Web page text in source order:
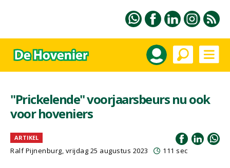
"Prickelende" voorjaarsbeurs nu ook
voor hoveniers
ARTIKEL
Ralf Pijnenburg, vrijdag 25 augustus 2023 111 sec